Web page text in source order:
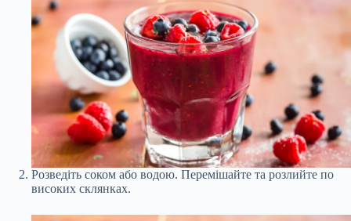
Розведіть соком або водою. Перемішайте та розлийте по
високих склянках.